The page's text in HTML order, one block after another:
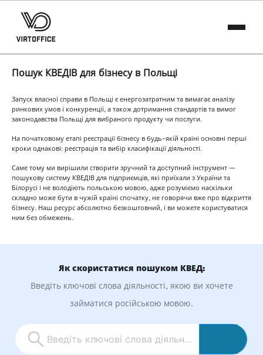
Пошук КВЕДІВ для бізнесу в Польщі
Запуск власної справи в Польщі є енергозатратним та вимагає аналізу
ринкових умов і конкуренції, а також дотримання стандартів та вимог
законодавства Польщі для вибраного продукту чи послуги.
На початковому етапі реєстрації бізнесу в будь-якій країні основні перші
кроки однакові: реєстрація та вибір класифікації діяльності.
Саме тому ми вирішили створити зручний та доступний інструмент —
пошукову систему КВЕДІВ для підприємців, які приїхали з України та
Білорусі і не володіють польською мовою, адже розуміємо наскільки
складно може бути в чужій країні спочатку, не говорячи вже про відкриття
бізнесу. Наш ресурс абсолютно безкоштовний, і ви можете користуватися
ним без обмежень.
Як скористатися пошуком КВЕД:
Введіть ключові слова діяльності, якою ви хочете
займатися російською мовою.